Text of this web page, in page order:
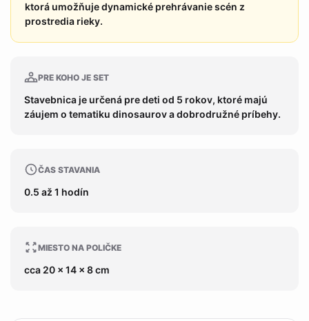
ktorá umožňuje dynamické prehrávanie scén z
prostredia rieky.
PRE KOHO JE SET
Stavebnica je určená pre deti od 5 rokov, ktoré majú
záujem o tematiku dinosaurov a dobrodružné príbehy.
ČAS STAVANIA
0.5 až 1 hodín
MIESTO NA POLIČKE
cca 20 x 14 x 8 cm